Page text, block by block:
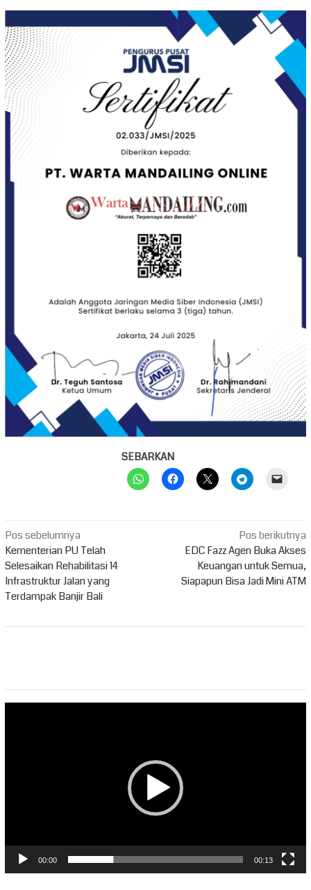
SEBARKAN
Navigasi
pos
Pos sebelumnya
Kementerian PU Telah
Selesaikan Rehabilitasi 14
Infrastruktur Jalan yang
Terdampak Banjir Bali
Pos berikutnya
EDC Fazz Agen Buka Akses
Keuangan untuk Semua,
Siapapun Bisa Jadi Mini ATM
00:00 00:13